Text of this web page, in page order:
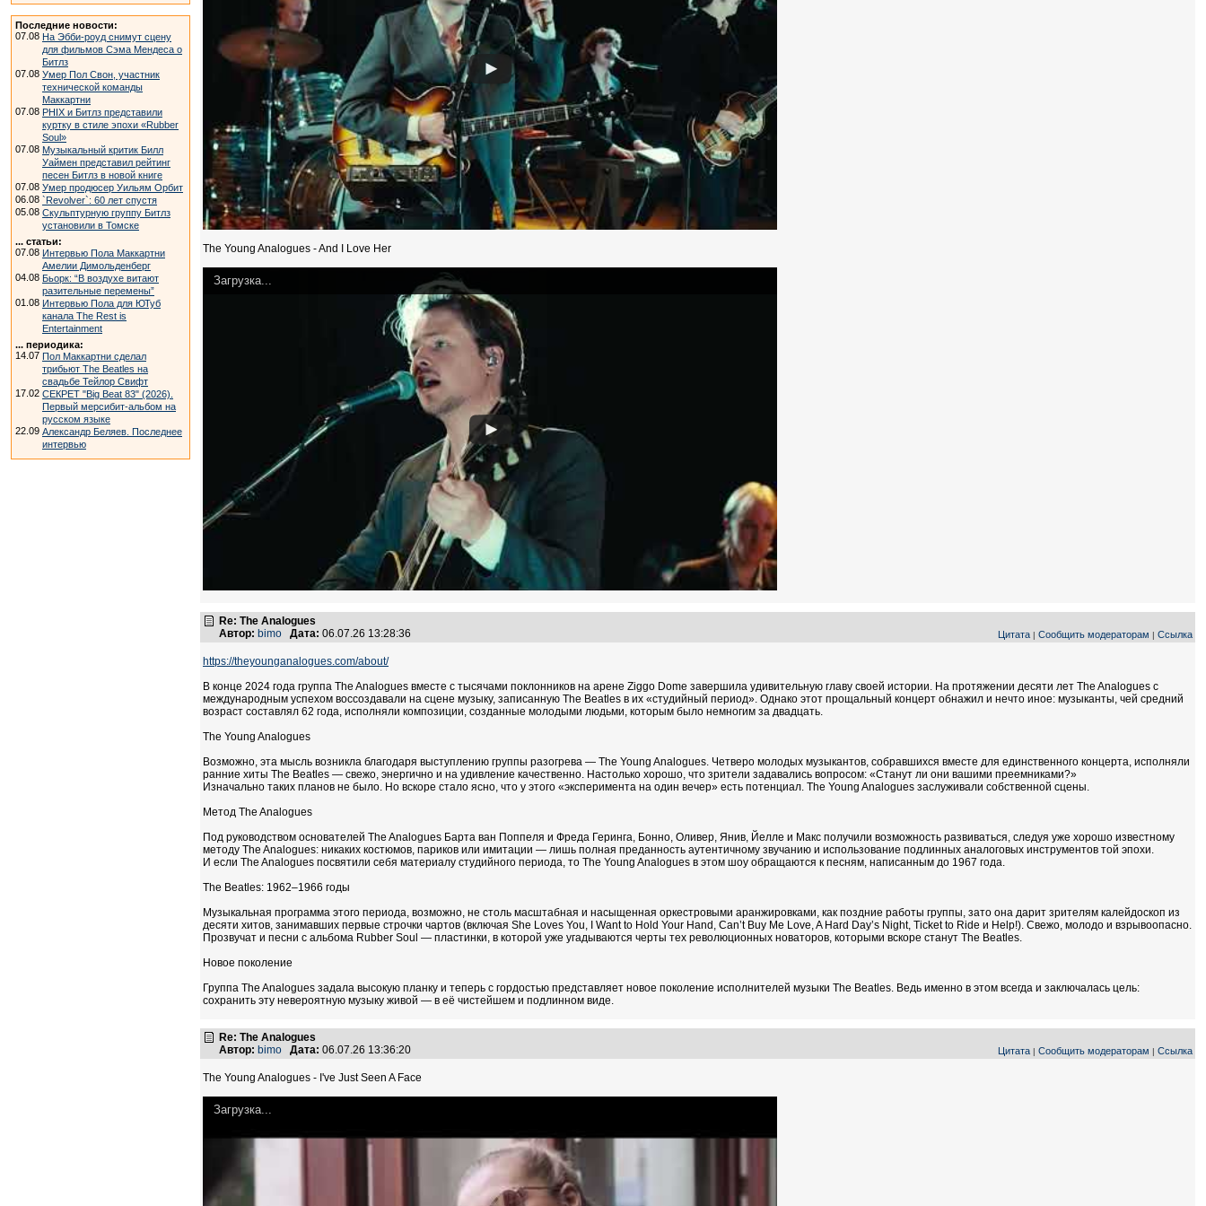
Последние новости:
07.08 На Эбби-роуд снимут сцену
для фильмов Сэма Мендеса о
Битлз
07.08 Умер Пол Свон, участник
технической команды
Маккартни
07.08 PHIX и Битлз представили
куртку в стиле эпохи «Rubber
Soul»
07.08 Музыкальный критик Билл
Уаймен представил рейтинг
песен Битлз в новой книге
07.08 Умер продюсер Уильям Орбит
06.08 `Revolver`: 60 лет спустя
05.08 Скульптурную группу Битлз
установили в Томске
... статьи:
07.08 Интервью Пола Маккартни
Амелии Димольденберг
04.08 Бьорк: “В воздухе витают
разительные перемены”
01.08 Интервью Пола для ЮТуб
канала The Rest is
Entertainment
... периодика:
14.07 Пол Маккартни сделал
трибьют The Beatles на
свадьбе Тейлор Свифт
17.02 СЕКРЕТ "Big Beat 83" (2026).
Первый мерсибит-альбом на
русском языке
22.09 Александр Беляев. Последнее
интервью
The Young Analogues - And I Love Her
Загрузка...
Re: The Analogues
Автор: bimo Дата: 06.07.26 13:28:36 Цитата | Сообщить модераторам | Ссылка
https://theyounganalogues.com/about/
В конце 2024 года группа The Analogues вместе с тысячами поклонников на арене Ziggo Dome завершила удивительную главу своей истории. На протяжении десяти лет The Analogues с
международным успехом воссоздавали на сцене музыку, записанную The Beatles в их «студийный период». Однако этот прощальный концерт обнажил и нечто иное: музыканты, чей средний
возраст составлял 62 года, исполняли композиции, созданные молодыми людьми, которым было немногим за двадцать.
The Young Analogues
Возможно, эта мысль возникла благодаря выступлению группы разогрева — The Young Analogues. Четверо молодых музыкантов, собравшихся вместе для единственного концерта, исполняли
ранние хиты The Beatles — свежо, энергично и на удивление качественно. Настолько хорошо, что зрители задавались вопросом: «Станут ли они вашими преемниками?»
Изначально таких планов не было. Но вскоре стало ясно, что у этого «эксперимента на один вечер» есть потенциал. The Young Analogues заслуживали собственной сцены.
Метод The ​​Analogues
Под руководством основателей The Analogues Барта ван Поппеля и Фреда Геринга, Бонно, Оливер, Янив, Йелле и Макс получили возможность развиваться, следуя уже хорошо известному
методу The Analogues: никаких костюмов, париков или имитации — лишь полная преданность аутентичному звучанию и использование подлинных аналоговых инструментов той эпохи.
И если The Analogues посвятили себя материалу студийного периода, то The Young Analogues в этом шоу обращаются к песням, написанным до 1967 года.
The Beatles: 1962–1966 годы
Музыкальная программа этого периода, возможно, не столь масштабная и насыщенная оркестровыми аранжировками, как поздние работы группы, зато она дарит зрителям калейдоскоп из
десяти хитов, занимавших первые строчки чартов (включая She Loves You, I Want to Hold Your Hand, Can’t Buy Me Love, A Hard Day’s Night, Ticket to Ride и Help!). Свежо, молодо и взрывоопасно.
Прозвучат и песни с альбома Rubber Soul — пластинки, в которой уже угадываются черты тех революционных новаторов, которыми вскоре станут The Beatles.
Новое поколение
Группа The Analogues задала высокую планку и теперь с гордостью представляет новое поколение исполнителей музыки The Beatles. Ведь именно в этом всегда и заключалась цель:
сохранить эту невероятную музыку живой — в её чистейшем и подлинном виде.
Re: The Analogues
Автор: bimo Дата: 06.07.26 13:36:20 Цитата | Сообщить модераторам | Ссылка
The Young Analogues - I've Just Seen A Face
Загрузка...